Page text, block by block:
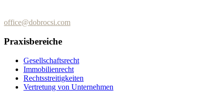
office@dobrocsi.com
Praxisbereiche
Gesellschaftsrecht
Immobilienrecht
Rechtsstreitigkeiten
Vertretung von Unternehmen